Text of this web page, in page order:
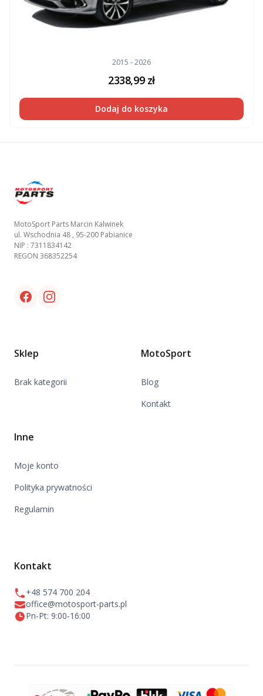
2015 - 2026
2338,99 zł
Dodaj do koszyka
MotoSport Parts Marcin Kalwinek
ul. Wschodnia 48 , 95-200 Pabianice
NIP : 7311834142
REGON 368352254
Facebook link
Instagram link
Sklep
Brak kategorii
MotoSport
Blog
Kontakt
Inne
Moje konto
Polityka prywatności
Regulamin
Kontakt
+48 574 700 204
office@motosport-parts.pl
Pn-Pt: 9:00-16:00